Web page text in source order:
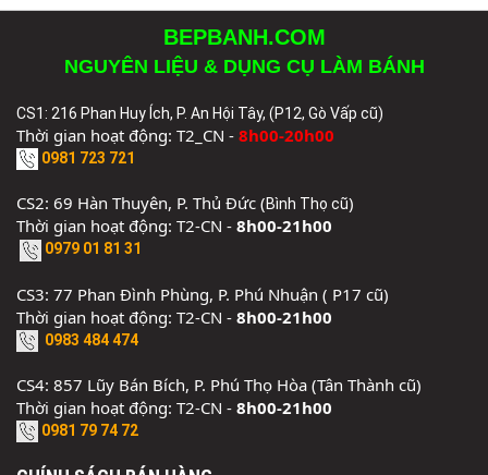
BEPBANH.COM
NGUYÊN LIỆU & DỤNG CỤ LÀM BÁNH
CS1: 216 Phan Huy Ích, P. An Hội Tây, (P12, Gò Vấp cũ)
Thời gian hoạt động: T2_CN - 8h00-20h00
0981 723 721
CS2: 69 Hàn Thuyên, P. Thủ Đức (Bình Thọ cũ)
Thời gian hoạt động: T2-CN - 8h00-21h00
0979 01 81 31
CS3: 77 Phan Đình Phùng, P. Phú Nhuận ( P17 cũ)
Thời gian hoạt động: T2-CN - 8h00-21h00
0983 484 474
CS4: 857 Lũy Bán Bích, P. Phú Thọ Hòa (Tân Thành cũ)
Thời gian hoạt động: T2-CN - 8h00-21h00
0981 79 74 72